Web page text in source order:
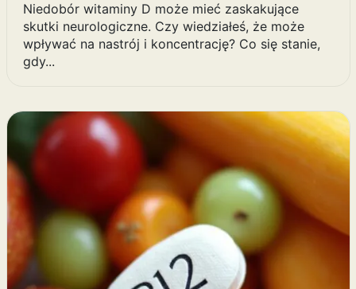
Niedobór witaminy D może mieć zaskakujące
skutki neurologiczne. Czy wiedziałeś, że może
wpływać na nastrój i koncentrację? Co się stanie,
gdy...